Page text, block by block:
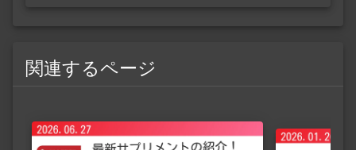
関連するページ